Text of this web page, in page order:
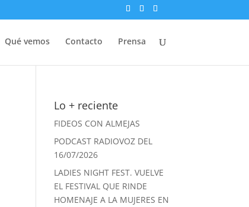
Qué vemos Contacto Prensa
Lo + reciente
FIDEOS CON ALMEJAS
PODCAST RADIOVOZ DEL
16/07/2026
LADIES NIGHT FEST. VUELVE
EL FESTIVAL QUE RINDE
HOMENAJE A LA MUJERES EN